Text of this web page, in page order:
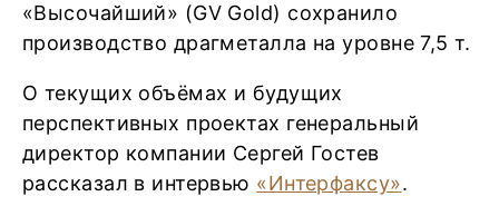
«Высочайший» (GV Gold) сохранило
производство драгметалла на уровне 7,5 т.
О текущих объёмах и будущих
перспективных проектах генеральный
директор компании Сергей Гостев
рассказал в интервью «Интерфаксу».